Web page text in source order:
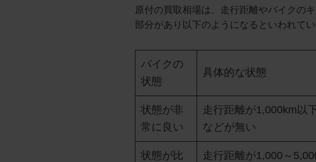
原付の買取相場は、走行距離やバイクの
部分があり以下のようになるといわれてい
バイクの
状態
具体的な状態
状態が非
常に良い
走行距離が1,000km以
などが無い
状態が比
走行距離が1,000～